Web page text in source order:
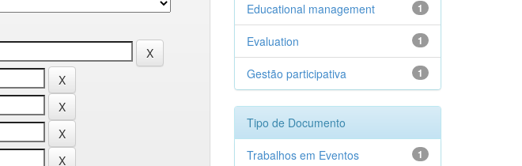
1
Educational management
1
Evaluation
1
Gestão participativa
Tipo de Documento
1
Trabalhos em Eventos